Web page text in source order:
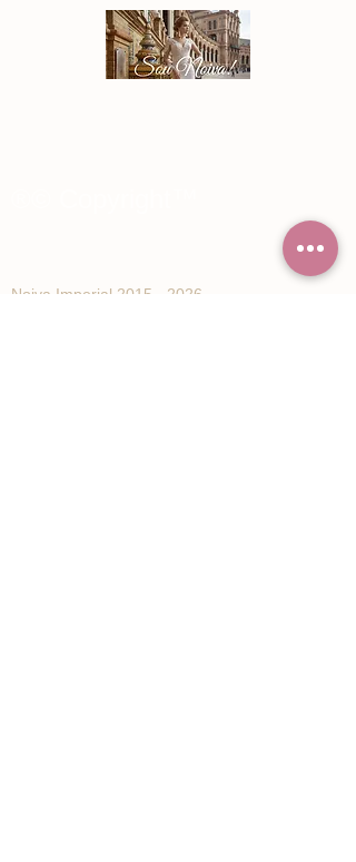
Noiva Imperial 2015 - 2026